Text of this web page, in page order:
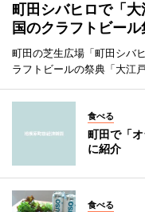
町田シバヒロで「
国のクラフトビール
町田の芝生広場「町田シバ
ラフトビールの祭典「大江
食べる
町田で「
に紹介
食べる